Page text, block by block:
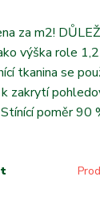
za m2!
výška role
tkanina se
zakrytí
poměr 90